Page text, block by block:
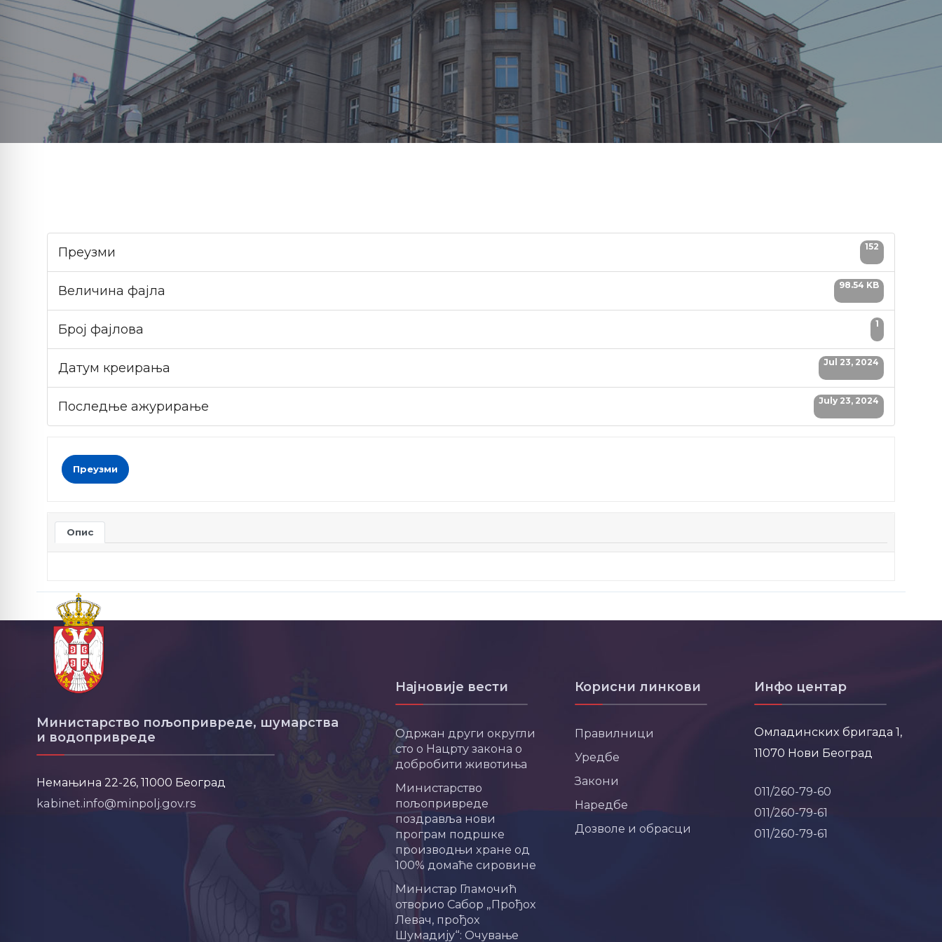
Преузми 152
Величина фајла 98.54 KB
Број фајлова 1
Датум креирања Jul 23, 2024
Последње ажурирање July 23, 2024
Преузми
Опис
Министарство пољопривреде, шумарства
и водопривреде
Немањина 22-26, 11000 Београд
kabinet.info@minpolj.gov.rs
Најновије вести
Одржан други округли
сто о Нацрту закона о
добробити животиња
Министарство
пољопривреде
поздравља нови
програм подршке
производњи хране од
100% домаће сировине
Министар Гламочић
отворио Сабор „Прођох
Левач, прођох
Шумадију“: Очување
Корисни линкови
Правилници
Уредбе
Закони
Наредбе
Дозволе и обрасци
Инфо центар
Омладинских бригада 1,
11070 Нови Београд
011/260-79-60
011/260-79-61
011/260-79-61